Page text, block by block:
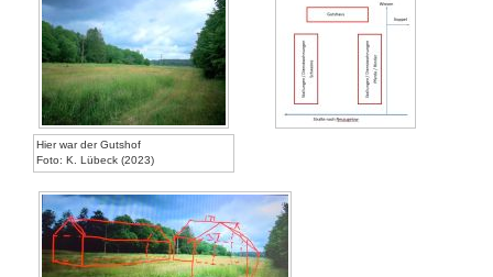
Hier war der Gutshof
Foto: K. Lübeck (2023)